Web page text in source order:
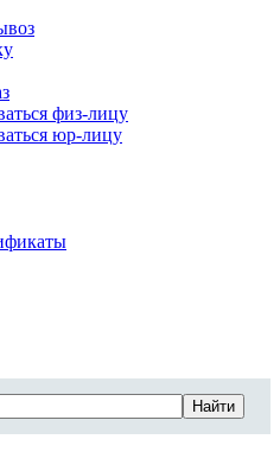
физ-лицу
юр-лицу
Найти